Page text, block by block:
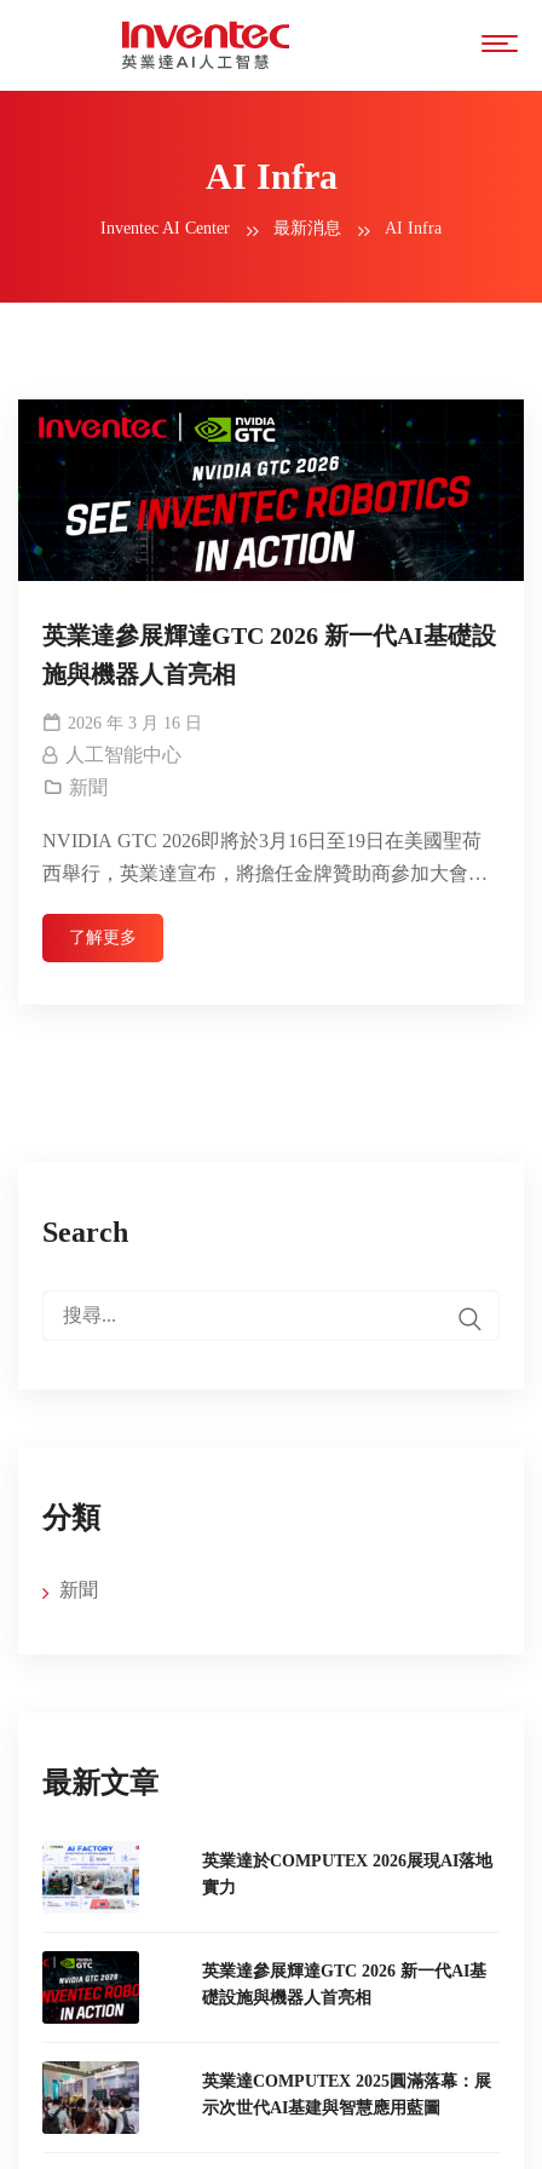
AI Infra
Inventec AI Center 最新消息 AI Infra
英業達參展輝達GTC 2026 新一代AI基礎設
施與機器人首亮相
2026 年 3 月 16 日
人工智能中心
新聞
NVIDIA GTC 2026即將於3月16日至19日在美國聖荷
西舉行，英業達宣布，將擔任金牌贊助商參加大會，
了解更多
Search
分類
新聞
最新文章
英業達於COMPUTEX 2026展現AI落地
實力
英業達參展輝達GTC 2026 新一代AI基
礎設施與機器人首亮相
英業達COMPUTEX 2025圓滿落幕：展
示次世代AI基建與智慧應用藍圖